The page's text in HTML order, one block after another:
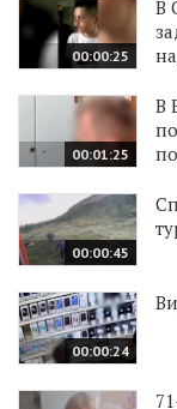
00:00:25
В
00:01:25
В
00:00:45
00:00:24